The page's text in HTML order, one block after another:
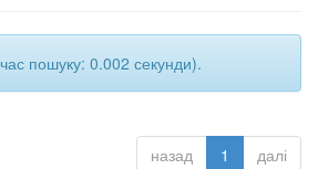
пошуку: 0.002 секунди).
назад 1 далі